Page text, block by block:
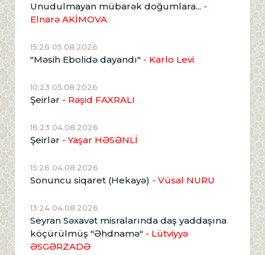
Unudulmayan mübarək doğumlara... -
Elnarə AKİMOVA
15:26 05.08.2026
"Məsih Ebolidə dayandı" - Karlo Levi
10:23 05.08.2026
Şeirlər - Rəşid FAXRALI
16:23 04.08.2026
Şeirlər - Yaşar HƏSƏNLİ
15:26 04.08.2026
Sonuncu siqaret (Hekayə) - Vüsal NURU
13:24 04.08.2026
Seyran Səxavət misralarında daş yaddaşına
köçürülmüş "Əhdnamə" - Lütviyyə
ƏSGƏRZADƏ